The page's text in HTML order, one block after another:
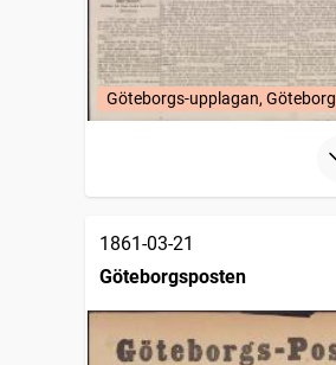
Göteborgs-upplagan, Göteborg
1861-03-21
Göteborgsposten